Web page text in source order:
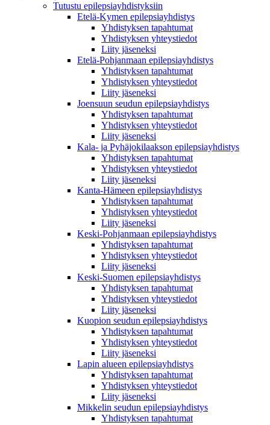
Tutustu epilepsiayhdistyksiin
Etelä-Kymen epilepsiayhdistys
Yhdistyksen tapahtumat
Yhdistyksen yhteystiedot
Liity jäseneksi
Etelä-Pohjanmaan epilepsiayhdistys
Yhdistyksen tapahtumat
Yhdistyksen yhteystiedot
Liity jäseneksi
Joensuun seudun epilepsiayhdistys
Yhdistyksen tapahtumat
Yhdistyksen yhteystiedot
Liity jäseneksi
Kala- ja Pyhäjokilaakson epilepsiayhdistys
Yhdistyksen tapahtumat
Yhdistyksen yhteystiedot
Liity jäseneksi
Kanta-Hämeen epilepsiayhdistys
Yhdistyksen tapahtumat
Yhdistyksen yhteystiedot
Liity jäseneksi
Keski-Pohjanmaan epilepsiayhdistys
Yhdistyksen tapahtumat
Yhdistyksen yhteystiedot
Liity jäseneksi
Keski-Suomen epilepsiayhdistys
Yhdistyksen tapahtumat
Yhdistyksen yhteystiedot
Liity jäseneksi
Kuopion seudun epilepsiayhdistys
Yhdistyksen tapahtumat
Yhdistyksen yhteystiedot
Liity jäseneksi
Lapin alueen epilepsiayhdistys
Yhdistyksen tapahtumat
Yhdistyksen yhteystiedot
Liity jäseneksi
Mikkelin seudun epilepsiayhdistys
Yhdistyksen tapahtumat